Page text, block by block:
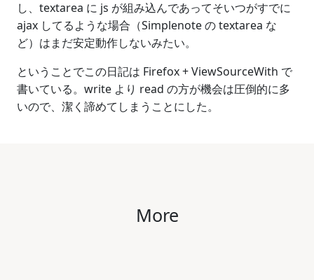
し、textarea に js が組み込んであってそいつがすでに
ajax してるような場合（Simplenote の textarea な
ど）はまだ安定動作しないみたい。
ということでこの日記は Firefox + ViewSourceWith で
書いている。write より read の方が機会は圧倒的に多
いので、潔く諦めてしまうことにした。
More